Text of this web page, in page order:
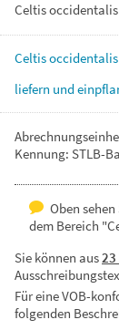
Celtis
Celtisoccidentalis
liefern und
Kennung: STLB-
Oben
dem Bereich
Sie können aus
Für eine VOB-
folgenden